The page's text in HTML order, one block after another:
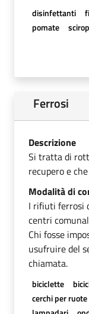
disinfettanti
pomate
Ferrosi
Descrizione
Si tratta di
recupero e
Modalità di
I rifiuti ferrosi
centri
Chi fosse
usufruire del
chiamata.
biciclette
cerchi per ruote